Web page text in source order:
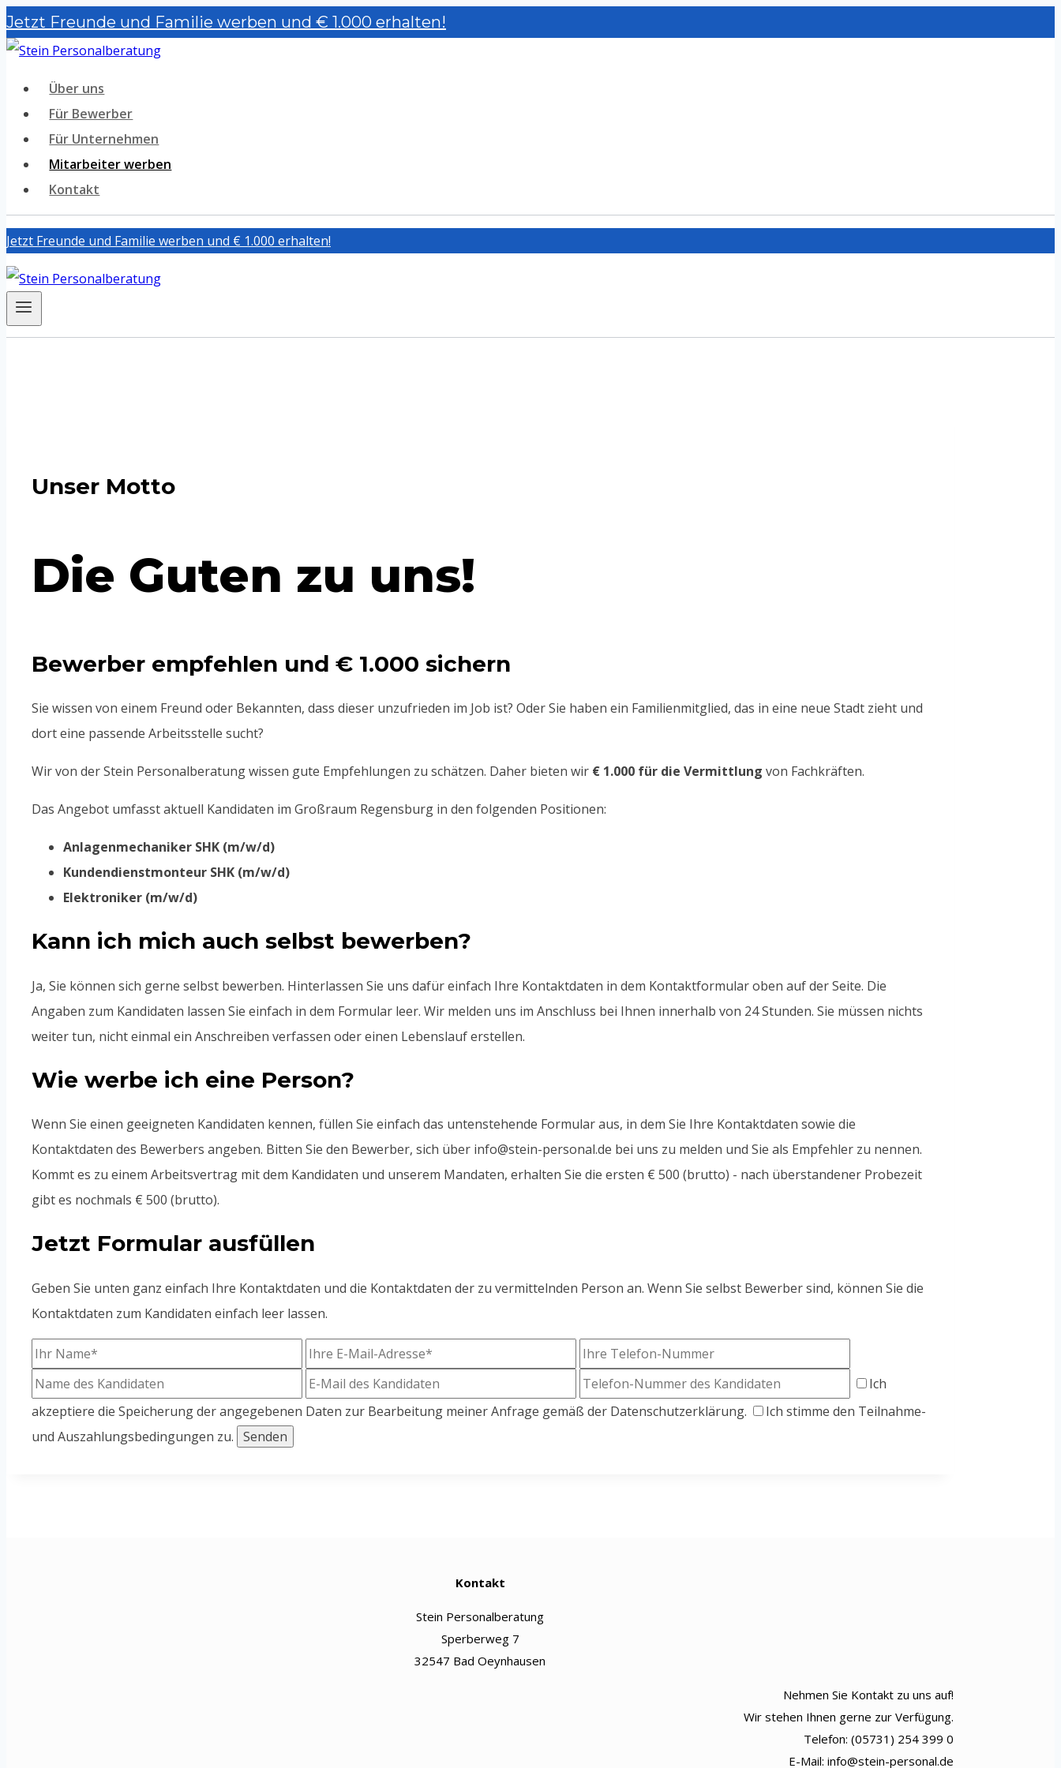
Zum
Inhalt
Jetzt Freunde und Familie werben und € 1.000 erhalten!
Über uns
Für Bewerber
Für Unternehmen
Mitarbeiter werben
Kontakt
Jetzt Freunde und Familie werben und € 1.000 erhalten!
Unser Motto
Die Guten zu uns!
Bewerber empfehlen und € 1.000 sichern
Sie wissen von einem Freund oder Bekannten, dass dieser unzufrieden im Job ist? Oder Sie haben ein Familienmitglied, das in eine neue Stadt zieht und
dort eine passende Arbeitsstelle sucht?
Wir von der Stein Personalberatung wissen gute Empfehlungen zu schätzen. Daher bieten wir € 1.000 für die Vermittlung von Fachkräften.
Das Angebot umfasst aktuell Kandidaten im Großraum Regensburg in den folgenden Positionen:
Anlagenmechaniker SHK (m/w/d)
Kundendienstmonteur SHK (m/w/d)
Elektroniker (m/w/d)
Kann ich mich auch selbst bewerben?
Ja, Sie können sich gerne selbst bewerben. Hinterlassen Sie uns dafür einfach Ihre Kontaktdaten in dem Kontaktformular oben auf der Seite. Die
Angaben zum Kandidaten lassen Sie einfach in dem Formular leer. Wir melden uns im Anschluss bei Ihnen innerhalb von 24 Stunden. Sie müssen nichts
weiter tun, nicht einmal ein Anschreiben verfassen oder einen Lebenslauf erstellen.
Wie werbe ich eine Person?
Wenn Sie einen geeigneten Kandidaten kennen, füllen Sie einfach das untenstehende Formular aus, in dem Sie Ihre Kontaktdaten sowie die
Kontaktdaten des Bewerbers angeben. Bitten Sie den Bewerber, sich über info@stein-personal.de bei uns zu melden und Sie als Empfehler zu nennen.
Kommt es zu einem Arbeitsvertrag mit dem Kandidaten und unserem Mandaten, erhalten Sie die ersten € 500 (brutto) - nach überstandener Probezeit
gibt es nochmals € 500 (brutto).
Jetzt Formular ausfüllen
Geben Sie unten ganz einfach Ihre Kontaktdaten und die Kontaktdaten der zu vermittelnden Person an. Wenn Sie selbst Bewerber sind, können Sie die
Kontaktdaten zum Kandidaten einfach leer lassen.
Ich
akzeptiere die Speicherung der angegebenen Daten zur Bearbeitung meiner Anfrage gemäß der Datenschutzerklärung.
Ich stimme den Teilnahme-
und Auszahlungsbedingungen zu.
Kontakt
Stein Personalberatung
Sperberweg 7
32547 Bad Oeynhausen
Nehmen Sie Kontakt zu uns auf!
Wir stehen Ihnen gerne zur Verfügung.
Telefon: (05731) 254 399 0
E-Mail: info@stein-personal.de